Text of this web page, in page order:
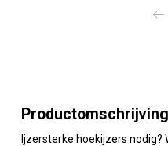
Productomschrijving
Ijzersterke hoekijzers